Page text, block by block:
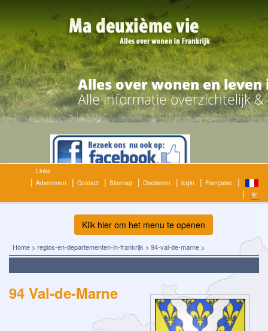
Alles over wonen en
Alle informatie overzichtelijk
Links
Adverteren
Contact Sitemap Disclaimer login Française
Klik hier om het menu te openen
Home > regios-en-departementen-in-frankrijk > 94-val-de-marne >
94 Val-de-Marne